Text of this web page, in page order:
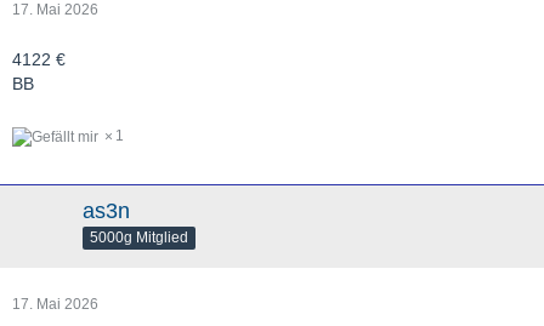
17. Mai 2026
4122 €
BB
1
as3n
5000g Mitglied
17. Mai 2026